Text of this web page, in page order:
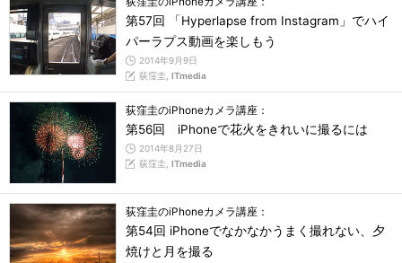
第57回 「Hyperlapse from Instagram」でハイ
パーラプス動画を楽しもう
2014年9月9日
荻窪圭, ITmedia
荻窪圭のiPhoneカメラ講座：
第56回 iPhoneで花火をきれいに撮るには
2014年8月27日
荻窪圭, ITmedia
荻窪圭のiPhoneカメラ講座：
第54回 iPhoneでなかなかうまく撮れない、夕
焼けと月を撮る